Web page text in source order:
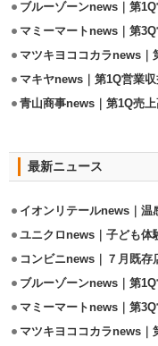
最新ニュース